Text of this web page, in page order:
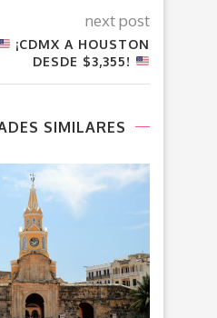
next post
¡CDMX A HOUSTON
DESDE $3,355!
SIMILARES